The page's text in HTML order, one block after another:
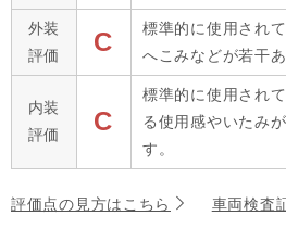
外装
評価
C
標準的に使用され
へこみなどが若干あ
内装
評価
C
標準的に使用され
る使用感やいたみ
す。
評価点の見方はこちら 車両検査